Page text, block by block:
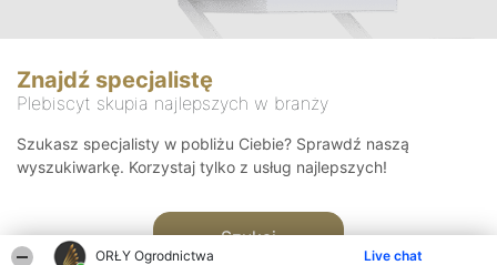
ORŁY Ogrodnictwa Live chat
Znajdź specjalistę
Plebiscyt skupia najlepszych w branży
Szukasz specjalisty w pobliżu Ciebie? Sprawdź naszą
wyszukiwarkę. Korzystaj tylko z usług najlepszych!
Szukaj